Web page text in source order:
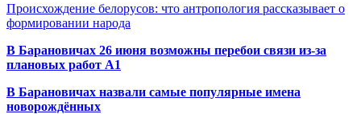
Происхождение белорусов: что антропология рассказывает о
формировании народа
В Барановичах 26 июня возможны перебои связи из-за
плановых работ A1
В Барановичах назвали самые популярные имена
новорождённых